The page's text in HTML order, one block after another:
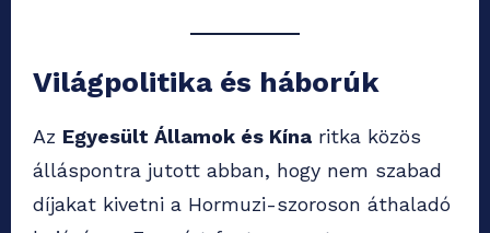
Világpolitika és háborúk
Az Egyesült Államok és Kína ritka közös
álláspontra jutott abban, hogy nem szabad
díjakat kivetni a Hormuzi-szoroson áthaladó